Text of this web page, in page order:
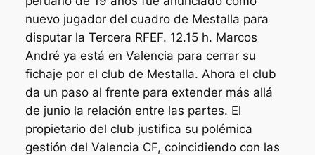
nuevo jugador del cuadro de Mestalla para
disputar la Tercera RFEF. 12.15 h. Marcos
André ya está en Valencia para cerrar su
fichaje por el club de Mestalla. Ahora el club
da un paso al frente para extender más allá
de junio la relación entre las partes. El
propietario del club justifica su polémica
gestión del Valencia CF, coincidiendo con las